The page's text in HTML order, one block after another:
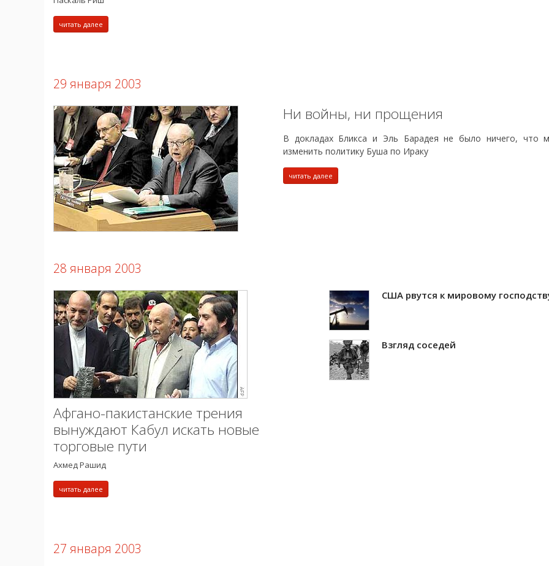
читать далее
29 января 2003
Ни войны, ни прощения
В докладах Бликса и Эль Барадея не было ничего, что
изменить политику Буша по Ираку
читать далее
28 января 2003
Афгано-пакистанские трения
вынуждают Кабул искать новые
торговые пути
Ахмед Рашид
читать далее
США рвутся к мировому
Взгляд соседей
27 января 2003